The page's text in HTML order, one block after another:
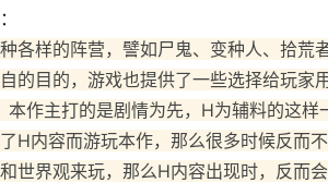
各样的阵营，譬如尸鬼、变种人、拾荒者
的目的，游戏也提供了一些选择给玩家
作主打的是剧情为先，H为辅料的这样
H内容而游玩本作，那么很多时候反而
世界观来玩，那么H内容出现时，反而会